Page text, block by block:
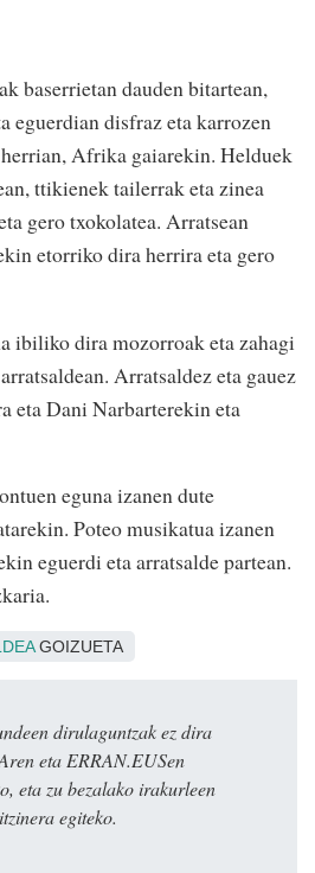
baserrietan dauden bitartean,
eguerdian disfraz eta karrozen
Afrika gaiarekin. Helduek
ttikienek tailerrak eta zinea
gero txokolatea. Arratsean
etorriko dira herrira eta gero
ibiliko dira mozorroak eta zahagi
Arratsaldez eta gauez
eta Dani Narbarterekin eta
eguna izanen dute
Poteo musikatua izanen
eguerdi eta arratsalde partean.
GOIZUETA
dirulaguntzak ez dira
eta ERRAN.EUSen
eta zu bezalako irakurleen
egiteko.